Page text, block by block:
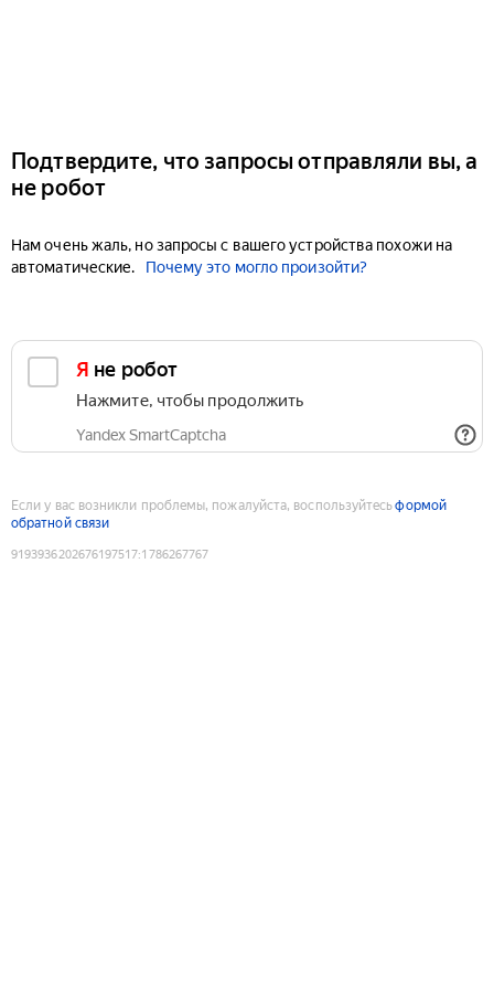
Подтвердите, что запросы отправляли вы, а
не робот
Нам очень жаль, но запросы с вашего устройства похожи на
автоматические.
Почему это могло произойти?
Я не робот
Нажмите, чтобы продолжить
Yandex SmartCaptcha
Если у вас возникли проблемы, пожалуйста, воспользуйтесьформой
обратной связи
9193936202676197517:1786267767